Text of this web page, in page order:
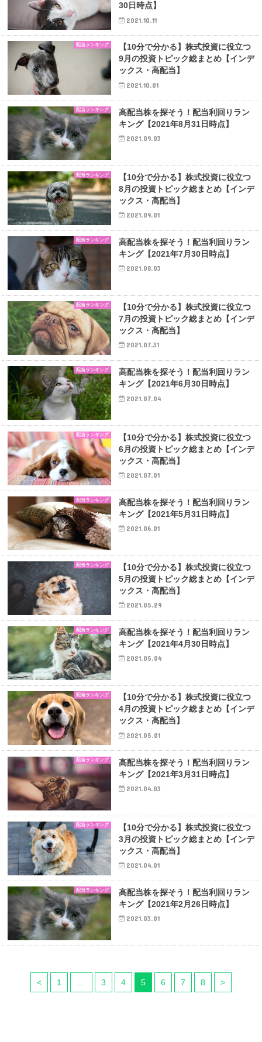
30日時点】
2021.10.11
配当ランキング
【10分で分かる】株式投資に役立つ
9月の投資トピック総まとめ【インデ
ックス・高配当】
2021.10.01
配当ランキング
高配当株を探そう！配当利回りラン
キング【2021年8月31日時点】
2021.09.03
配当ランキング
【10分で分かる】株式投資に役立つ
8月の投資トピック総まとめ【インデ
ックス・高配当】
2021.09.01
配当ランキング
高配当株を探そう！配当利回りラン
キング【2021年7月30日時点】
2021.08.03
配当ランキング
【10分で分かる】株式投資に役立つ
7月の投資トピック総まとめ【インデ
ックス・高配当】
2021.07.31
配当ランキング
高配当株を探そう！配当利回りラン
キング【2021年6月30日時点】
2021.07.04
配当ランキング
【10分で分かる】株式投資に役立つ
6月の投資トピック総まとめ【インデ
ックス・高配当】
2021.07.01
配当ランキング
高配当株を探そう！配当利回りラン
キング【2021年5月31日時点】
2021.06.01
配当ランキング
【10分で分かる】株式投資に役立つ
5月の投資トピック総まとめ【インデ
ックス・高配当】
2021.05.29
配当ランキング
高配当株を探そう！配当利回りラン
キング【2021年4月30日時点】
2021.05.04
配当ランキング
【10分で分かる】株式投資に役立つ
4月の投資トピック総まとめ【インデ
ックス・高配当】
2021.05.01
配当ランキング
高配当株を探そう！配当利回りラン
キング【2021年3月31日時点】
2021.04.03
配当ランキング
【10分で分かる】株式投資に役立つ
3月の投資トピック総まとめ【インデ
ックス・高配当】
2021.04.01
配当ランキング
高配当株を探そう！配当利回りラン
キング【2021年2月26日時点】
2021.03.01
< 1 … 3 4 5 6 7 8 >